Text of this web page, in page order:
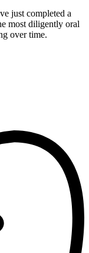
just completed a
most diligently oral
over time.